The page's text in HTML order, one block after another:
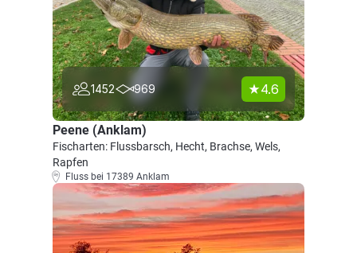
1452 969 4.6
Peene (Anklam)
Fischarten: Flussbarsch, Hecht, Brachse, Wels,
Rapfen
Fluss bei 17389 Anklam